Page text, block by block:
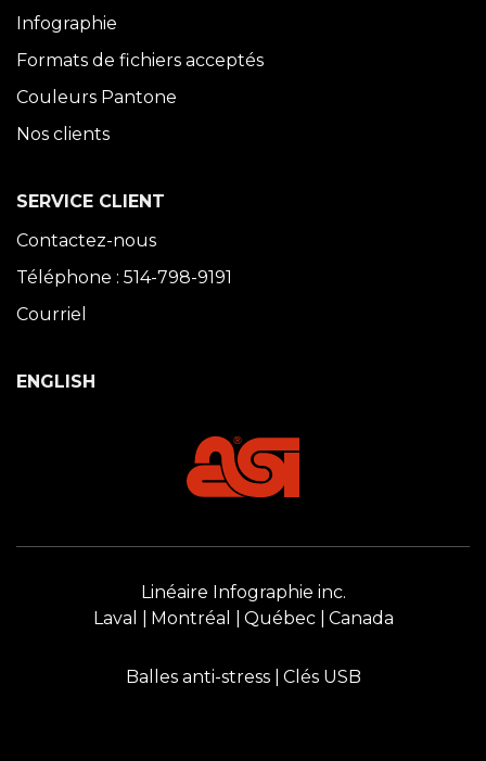
Infographie
Formats de fichiers acceptés
Couleurs Pantone
Nos clients
SERVICE CLIENT
Contactez-nous
Téléphone : 514-798-9191
Courriel
ENGLISH
Linéaire Infographie inc.
Laval
Montréal Québec Canada
Balles anti-stress Clés USB